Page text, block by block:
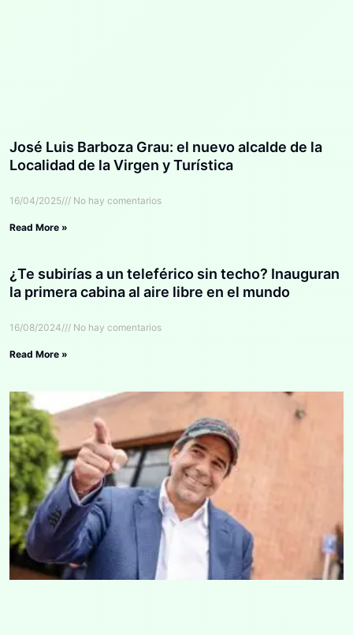
José Luis Barboza Grau: el nuevo alcalde de la
Localidad de la Virgen y Turística
16/04/2025 No hay comentarios
Read More »
¿Te subirías a un teleférico sin techo? Inauguran
la primera cabina al aire libre en el mundo
16/08/2024 No hay comentarios
Read More »